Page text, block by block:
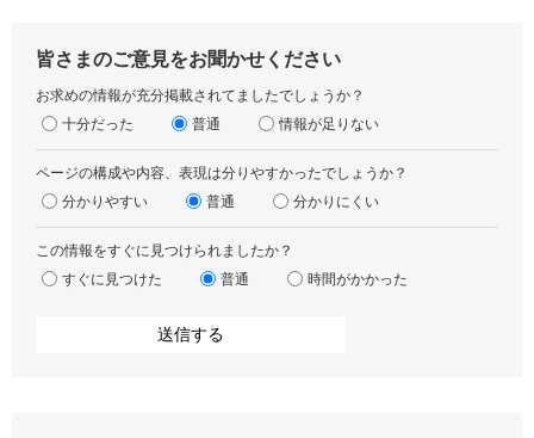
皆さまのご意見をお聞かせください
お求めの情報が充分掲載されてましたでしょうか？
十分だった
普通 情報が足りない
ページの構成や内容、表現は分りやすかったでしょうか？
分かりやすい
普通 分かりにくい
この情報をすぐに見つけられましたか？
すぐに見つけた
普通 時間がかかった